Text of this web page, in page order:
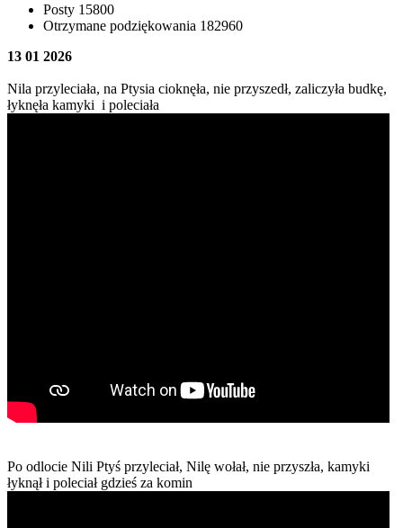
Posty 15800
Otrzymane podziękowania 182960
13 01 2026
Nila przyleciała, na Ptysia cioknęła, nie przyszedł, zaliczyła budkę,
łyknęła kamyki i poleciała
Po odlocie Nili Ptyś przyleciał, Nilę wołał, nie przyszła, kamyki
łyknął i poleciał gdzieś za komin